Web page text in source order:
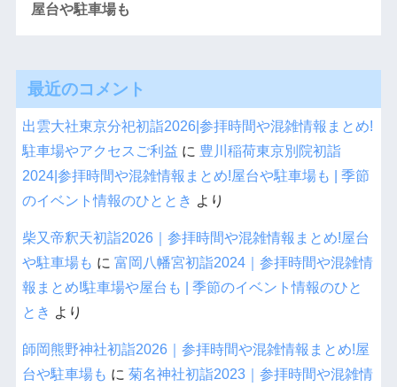
屋台や駐車場も
最近のコメント
出雲大社東京分祀初詣2026|参拝時間や混雑情報まとめ!
駐車場やアクセスご利益 に 豊川稲荷東京別院初詣
2024|参拝時間や混雑情報まとめ!屋台や駐車場も | 季節
のイベント情報のひととき より
柴又帝釈天初詣2026｜参拝時間や混雑情報まとめ!屋台
や駐車場も に 富岡八幡宮初詣2024｜参拝時間や混雑情
報まとめ!駐車場や屋台も | 季節のイベント情報のひと
とき より
師岡熊野神社初詣2026｜参拝時間や混雑情報まとめ!屋
台や駐車場も に 菊名神社初詣2023｜参拝時間や混雑情